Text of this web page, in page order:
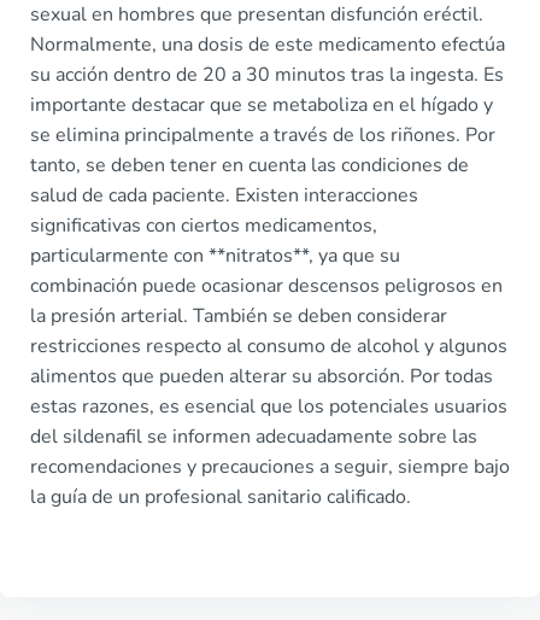
sexual en hombres que presentan disfunción eréctil.
Normalmente, una dosis de este medicamento efectúa
su acción dentro de 20 a 30 minutos tras la ingesta. Es
importante destacar que se metaboliza en el hígado y
se elimina principalmente a través de los riñones. Por
tanto, se deben tener en cuenta las condiciones de
salud de cada paciente. Existen interacciones
significativas con ciertos medicamentos,
particularmente con **nitratos**, ya que su
combinación puede ocasionar descensos peligrosos en
la presión arterial. También se deben considerar
restricciones respecto al consumo de alcohol y algunos
alimentos que pueden alterar su absorción. Por todas
estas razones, es esencial que los potenciales usuarios
del sildenafil se informen adecuadamente sobre las
recomendaciones y precauciones a seguir, siempre bajo
la guía de un profesional sanitario calificado.